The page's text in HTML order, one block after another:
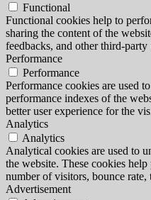
Functional
Functional cookies help to
sharing the content of the
feedbacks, and other third-party
Performance
Performance
Performance cookies are used
performance indexes of the
better user experience for the
Analytics
Analytics
Analytical cookies are used to
the website. These cookies
number of visitors, bounce rate,
Advertisement